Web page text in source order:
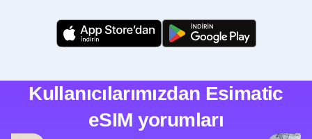
Kullanıcılarımızdan Esimatic
eSIM yorumları